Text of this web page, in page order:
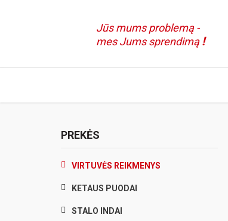
Jūs mums problemą -
mes Jums sprendimą!
PREKĖS
VIRTUVĖS REIKMENYS
KETAUS PUODAI
STALO INDAI